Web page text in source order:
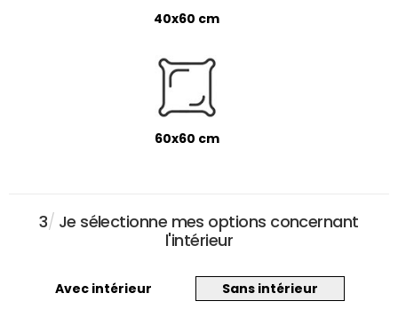
40x60 cm
60x60 cm
3/ Je sélectionne mes options concernant
l'intérieur
Avec intérieur Sans intérieur